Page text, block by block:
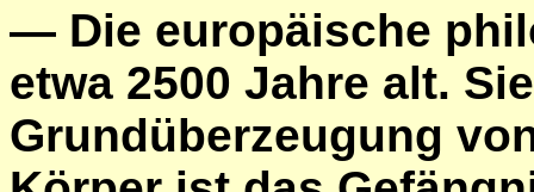
— Die europäische
etwa 2500 Jahre alt.
Grundüberzeugung